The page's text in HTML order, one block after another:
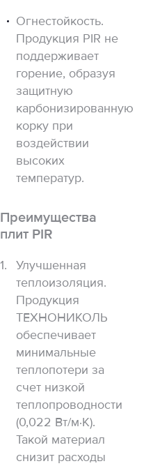
Огнестойкость.
Продукция PIR не
поддерживает
горение, образуя
защитную
карбонизированную
корку при
воздействии
высоких
температур.
Преимущества
плит PIR
Улучшенная
теплоизоляция.
Продукция
ТЕХНОНИКОЛЬ
обеспечивает
минимальные
теплопотери за
счет низкой
теплопроводности
(0,022 Вт/м·К).
Такой материал
снизит расходы